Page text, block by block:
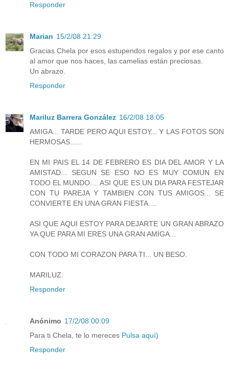
Responder
Marian 15/2/08 21:29
Gracias Chela por esos estupendos regalos y por ese canto
al amor que nos haces, las camelias están preciosas.
Un abrazo.
Responder
Mariluz Barrera González 16/2/08 18:05
AMIGA... TARDE PERO AQUI ESTOY... Y LAS FOTOS SON
HERMOSAS......
EN MI PAIS EL 14 DE FEBRERO ES DIA DEL AMOR Y LA
AMISTAD... SEGUN SE ESO NO ES MUY COMUN EN
TODO EL MUNDO.... ASI QUE ES UN DIA PARA FESTEJAR
CON TU PAREJA Y TAMBIEN CON TUS AMIGOS... SE
CONVIERTE EN UNA GRAN FIESTA....
ASI QUE AQUI ESTOY PARA DEJARTE UN GRAN ABRAZO
YA QUE PARA MI ERES UNA GRAN AMIGA...
CON TODO MI CORAZON PARA TI... UN BESO.
MARILUZ.
Responder
Anónimo 17/2/08 00:09
Para ti Chela, te lo mereces Pulsa aquí)
Responder